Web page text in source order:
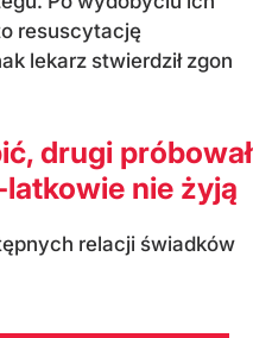
resuscytację
lekarz stwierdził zgon
drugi próbował
nie żyją
relacji świadków